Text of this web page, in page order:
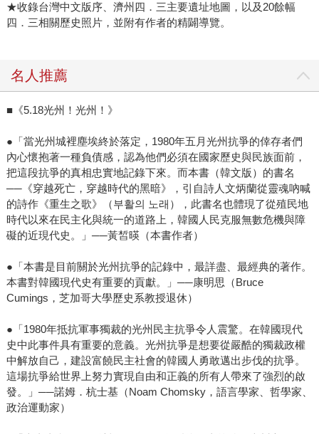
★收錄台灣中文版序、濟州四．三主要遺址地圖，以及20餘幅
四．三相關歷史照片，並附有作者的精闢導覽。
名人推薦
■《5.18光州！光州！》
●「當光州城裡塵埃終於落定，1980年五月光州抗爭的倖存者們
內心懷抱著一種負債感，認為他們必須在國家歷史與民族面前，
把這段抗爭的真相忠實地記錄下來。而本書（韓文版）的書名
──《穿越死亡，穿越時代的黑暗》，引自詩人文炳蘭從靈魂吶喊
的詩作《重生之歌》（부활의 노래），此書名也體現了從殖民地
時代以來在民主化與統一的道路上，韓國人民克服無數危機與障
礙的近現代史。」──黃皙暎（本書作者）
●「本書是目前關於光州抗爭的記錄中，最詳盡、最經典的著作。
本書對韓國現代史有重要的貢獻。」──康明思（Bruce
Cumings，芝加哥大學歷史系教授退休）
●「1980年抵抗軍事獨裁的光州民主抗爭令人震驚。在韓國現代
史中此事件具有重要的意義。光州抗爭是想要從嚴酷的獨裁政權
中解放自己，建設富饒民主社會的韓國人勇敢邁出步伐的抗爭。
這場抗爭給世界上努力實現自由和正義的所有人帶來了強烈的啟
發。」──諾姆．杭士基（Noam Chomsky，語言學家、哲學家、
政治運動家）